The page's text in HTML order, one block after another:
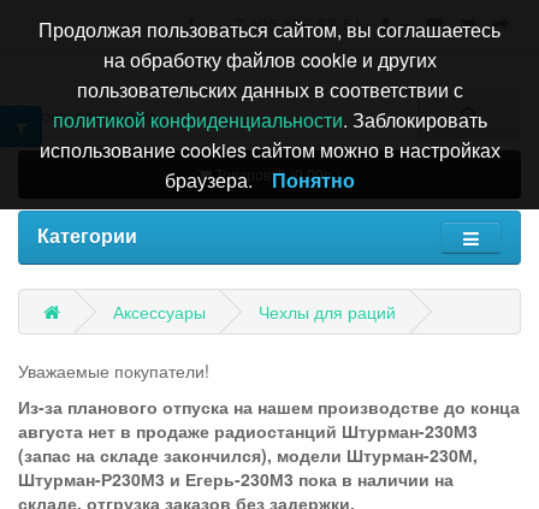
+7 495 196-63-51
Товаров: 0 (0.00р.)
Категории
Аксессуары Чехлы для раций
Уважаемые покупатели!
Из-за планового отпуска на нашем производстве до конца
августа нет в продаже радиостанций Штурман-230М3
(запас на складе закончился), модели Штурман-230М,
Штурман-Р230М3 и Егерь-230М3 пока в наличии на
складе, отгрузка заказов без задержки.
Продолжая пользоваться сайтом, вы соглашаетесь
на обработку файлов cookie и других
пользовательских данных в соответствии с
политикой конфиденциальности. Заблокировать
использование cookies сайтом можно в настройках
браузера.
Понятно